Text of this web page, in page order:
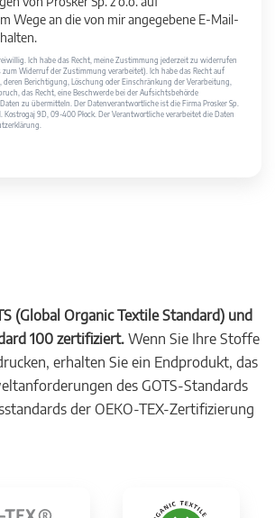
Wege an die von mir angegebene E-Mail-
Ich habe das Recht, meine Zustimmung jederzeit zu widerrufen
Widerruf der Zustimmung verarbeitet). Ich habe das Recht auf
deren Berichtigung, Löschung oder Einschränkung der Verarbeitung,
das Recht, eine Beschwerde bei der Aufsichtsbehörde
zu übermitteln. Der Datenverantwortliche ist die Firma Prosker Sp.
Kostrogaj 9D, 09-400 Płock. Der Verantwortliche verarbeitet die Daten
(Global Organic Textile Standard) und
100 zertifiziert. Wenn Sie Ihre Stoffe
erhalten Sie ein Endprodukt, das
des GOTS-Standards
der OEKO-TEX-Zertifizierung